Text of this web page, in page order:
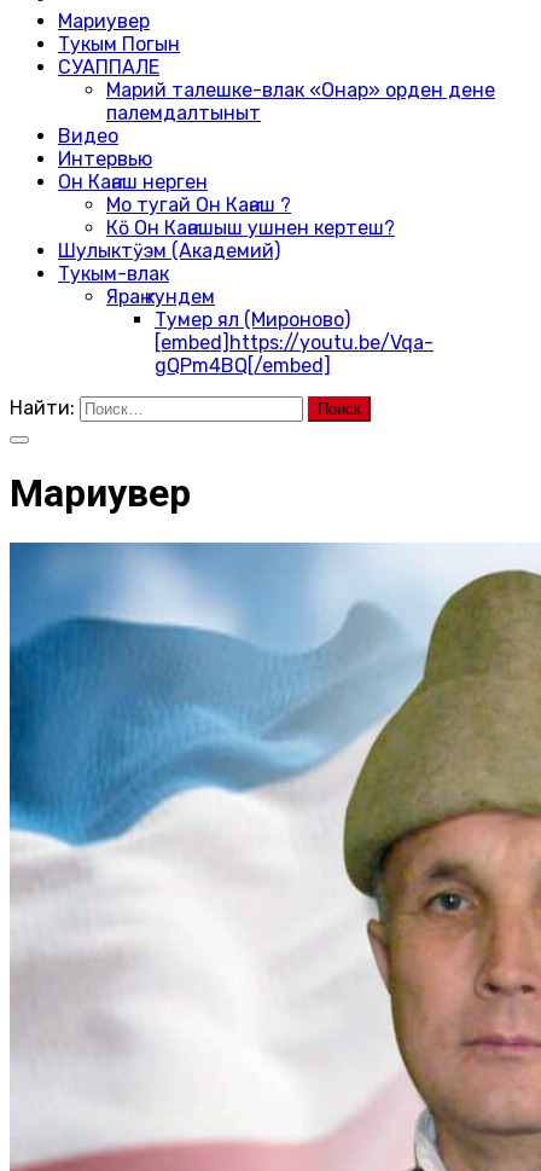
Мариувер
Тукым Погын
СУАППАЛЕ
Марий талешке-влак «Онар» орден дене
палемдалтыныт
Видео
Интервью
Он Каҥаш нерген
Мо тугай Он Каҥаш ?
Кӧ Он Каҥашыш ушнен кертеш?
Шулыктӱэм (Академий)
Тукым-влак
Яраҥ кундем
Тумер ял (Мироново)
[embed]https://youtu.be/Vqa-
gQPm4BQ[/embed]
Найти:
Мариувер